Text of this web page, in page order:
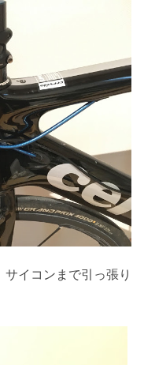
イコンまで引っ張り